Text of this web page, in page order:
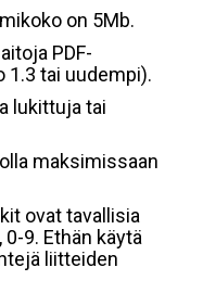
on 5Mb.
PDF-
1.3 tai uudempi).
lukittuja tai
maksimissaan
ovat tavallisia
9. Ethän käytä
liitteiden